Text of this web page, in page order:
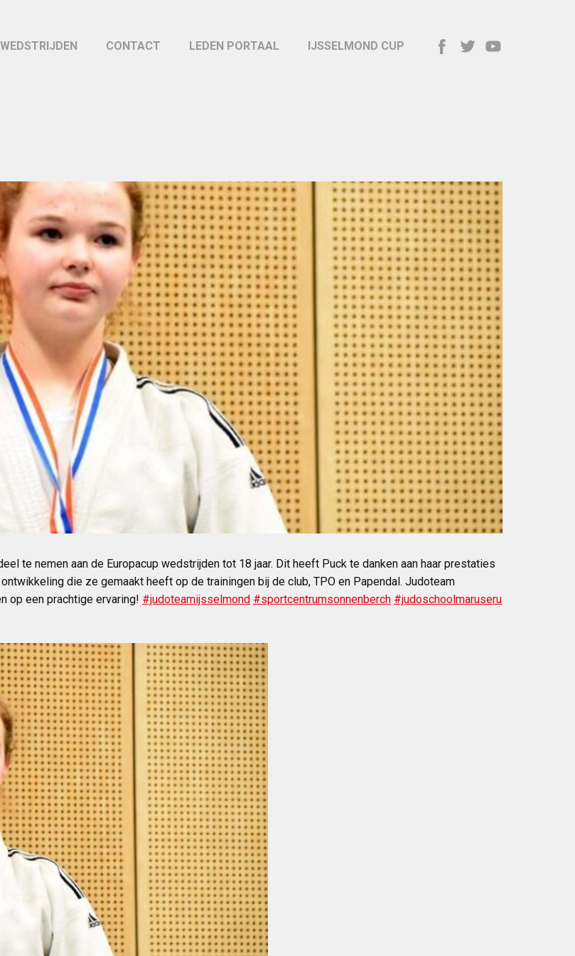
WEDSTRIJDEN CONTACT LEDEN PORTAAL IJSSELMOND CUP
te nemen aan de Europacup wedstrijden tot 18 jaar. Dit heeft Puck te danken aan haar prestaties
die ze gemaakt heeft op de trainingen bij de club, TPO en Papendal. Judoteam
op een prachtige ervaring! #judoteamijsselmond #sportcentrumsonnenberch #judoschoolmaruseru